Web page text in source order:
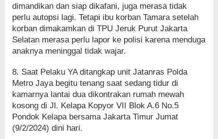
dimandikan dan siap dikafani, juga merasa tidak
perlu autopsi lagi. Tetapi ibu korban Tamara setelah
korban dimakamkan di TPU Jeruk Purut Jakarta
Selatan merasa perlu lapor ke polisi karena menduga
anaknya meninggal tidak wajar.
8. Saat Pelaku YA ditangkap unit Jatanras Polda
Metro Jaya begitu tenang saat sedang tidur di
kamarnya lantai dua dikontrakan rumah mewah
kosong di Jl. Kelapa Kopyor VII Blok A.6 No.5
Pondok Kelapa bersama Jakarta Timur Jumat
(9/2/2024) dini hari.